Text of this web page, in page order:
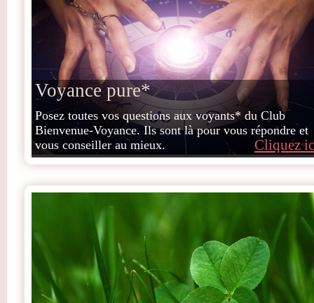
Voyance pure*
Cliquez
Posez toutes vos questions aux voyants* du Club
Bienvenue-Voyance. Ils sont là pour vous répondre et
vous conseiller au mieux.